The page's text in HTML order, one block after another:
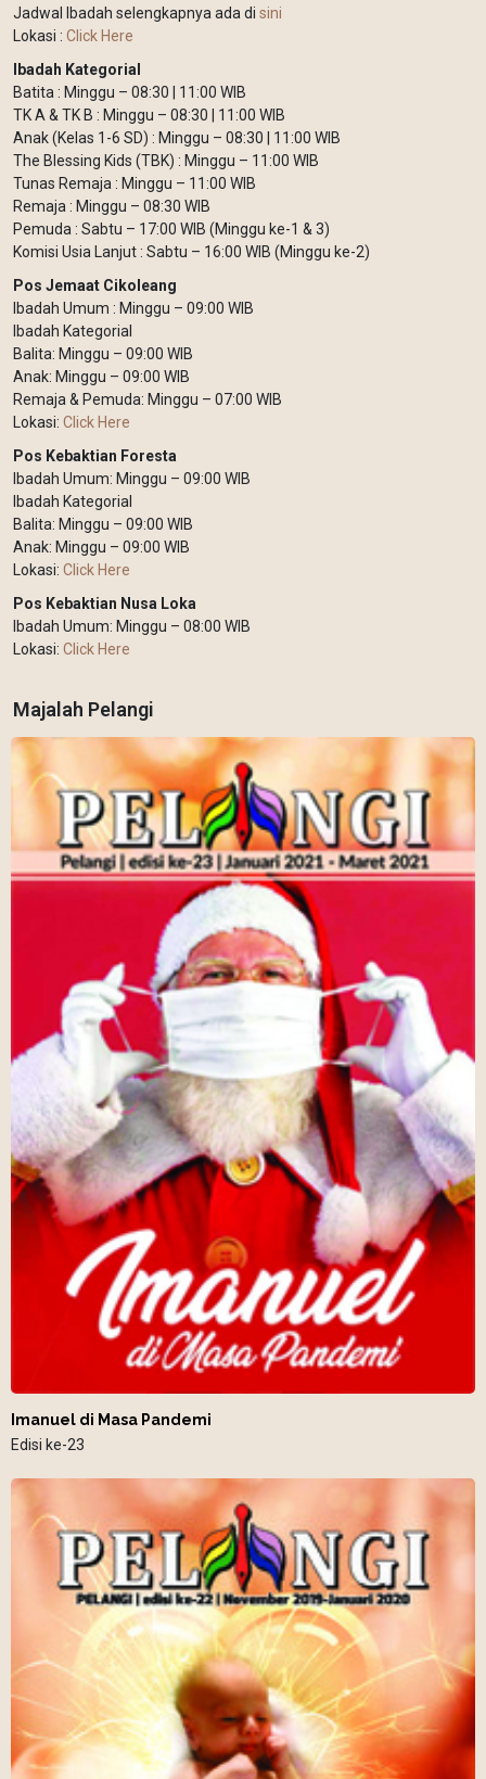
Jadwal Ibadah selengkapnya ada di sini
Lokasi : Click Here
Ibadah Kategorial
Batita : Minggu – 08:30 | 11:00 WIB
TK A & TK B : Minggu – 08:30 | 11:00 WIB
Anak (Kelas 1-6 SD) : Minggu – 08:30 | 11:00 WIB
The Blessing Kids (TBK) : Minggu – 11:00 WIB
Tunas Remaja : Minggu – 11:00 WIB
Remaja : Minggu – 08:30 WIB
Pemuda : Sabtu – 17:00 WIB (Minggu ke-1 & 3)
Komisi Usia Lanjut : Sabtu – 16:00 WIB (Minggu ke-2)
Pos Jemaat Cikoleang
Ibadah Umum : Minggu – 09:00 WIB
Ibadah Kategorial
Balita: Minggu – 09:00 WIB
Anak: Minggu – 09:00 WIB
Remaja & Pemuda: Minggu – 07:00 WIB
Lokasi: Click Here
Pos Kebaktian Foresta
Ibadah Umum: Minggu – 09:00 WIB
Ibadah Kategorial
Balita: Minggu – 09:00 WIB
Anak: Minggu – 09:00 WIB
Lokasi: Click Here
Pos Kebaktian Nusa Loka
Ibadah Umum: Minggu – 08:00 WIB
Lokasi: Click Here
Majalah Pelangi
Imanuel di Masa Pandemi
Edisi ke-23